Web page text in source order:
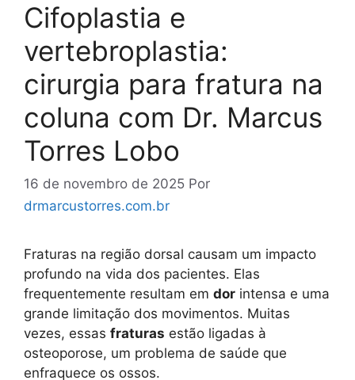
Cifoplastia e
vertebroplastia:
cirurgia para fratura na
coluna com Dr. Marcus
Torres Lobo
16 de novembro de 2025 Por
drmarcustorres.com.br
Fraturas na região dorsal causam um impacto
profundo na vida dos pacientes. Elas
frequentemente resultam em dor intensa e uma
grande limitação dos movimentos. Muitas
vezes, essas fraturas estão ligadas à
osteoporose, um problema de saúde que
enfraquece os ossos.